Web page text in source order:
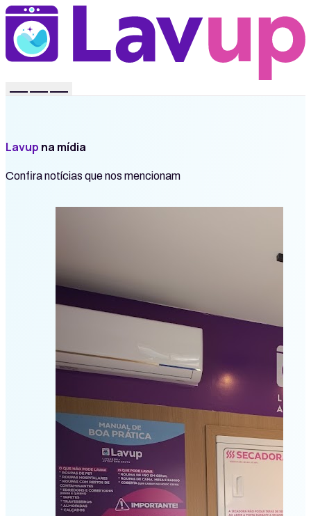
Lavup na mídia
Confira notícias que nos mencionam